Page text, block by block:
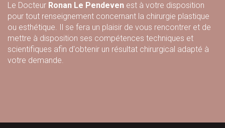
Le Docteur Ronan Le Pendeven est à votre disposition
pour tout renseignement concernant la chirurgie plastique
ou esthétique. Il se fera un plaisir de vous rencontrer et de
mettre à disposition ses compétences techniques et
scientifiques afin d'obtenir un résultat chirurgical adapté à
votre demande.